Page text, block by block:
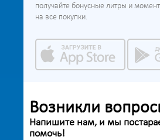
получайте бонусные литры и
на все покупки.
Возникли
Напишите нам, и мы
помочь!